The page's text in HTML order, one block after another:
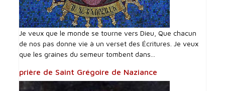
Je veux que le monde se tourne vers Dieu, Que chacun
de nos pas donne vie à un verset des Écritures. Je veux
que les graines du semeur tombent dans...
prière de Saint Grégoire de Naziance